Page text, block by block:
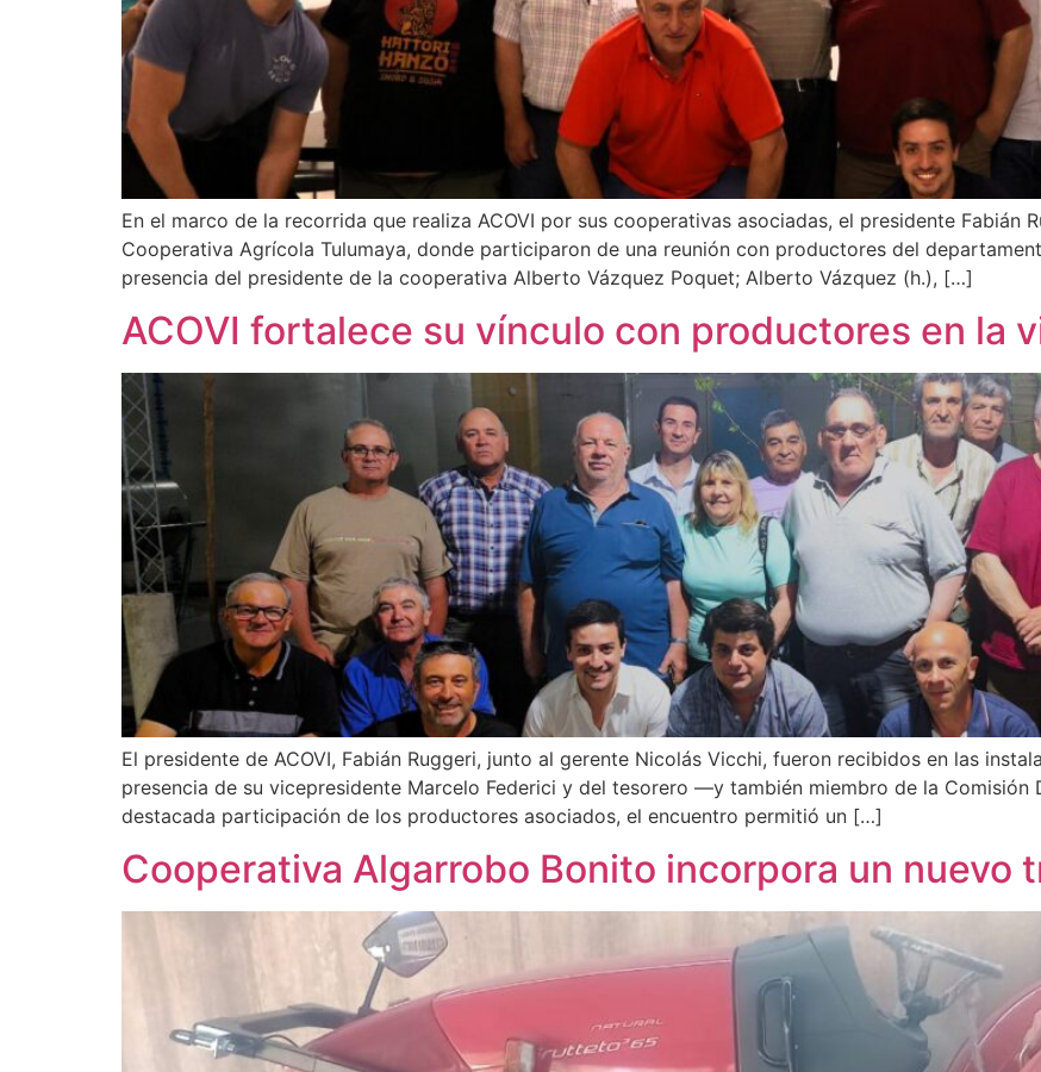
En el marco de la recorrida que realiza ACOVI por sus cooperativas asociadas, el presidente Fabián
Cooperativa Agrícola Tulumaya, donde participaron de una reunión con productores del
presencia del presidente de la cooperativa Alberto Vázquez Poquet; Alberto Vázquez (h.), […]
ACOVI fortalece su vínculo con productores en la
El presidente de ACOVI, Fabián Ruggeri, junto al gerente Nicolás Vicchi, fueron recibidos en las
presencia de su vicepresidente Marcelo Federici y del tesorero —y también miembro de la Comisión
destacada participación de los productores asociados, el encuentro permitió un […]
Cooperativa Algarrobo Bonito incorpora un nuevo